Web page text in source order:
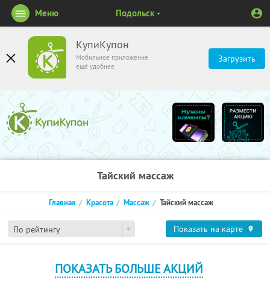
КупиКупон
Мобильное приложение
ещё удобнее
Загрузить
Меню Подольск
Тайский массаж
По рейтингу
Главная Красота Массаж Тайский массаж
Показать на карте
ПОКАЗАТЬ БОЛЬШЕ АКЦИЙ